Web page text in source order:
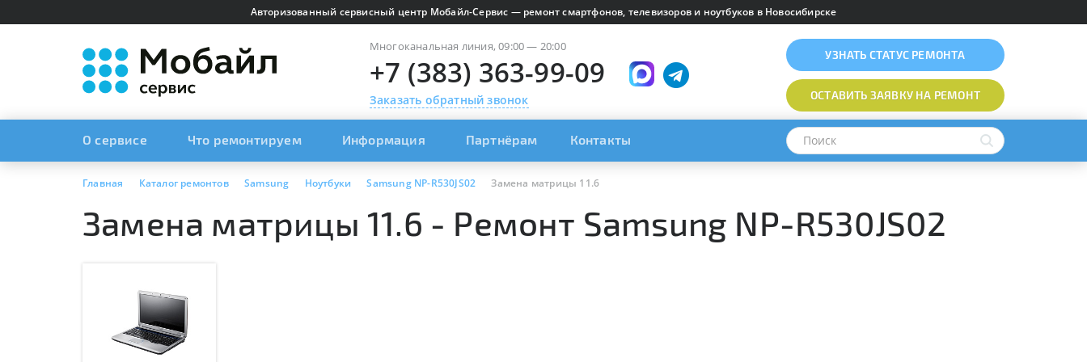
Авторизованный сервисный центр Мобайл-Сервис — ремонт смартфонов, телевизоров и ноутбуков в Новосибирске
Многоканальная линия, 09:00 — 20:00
+7 (383) 363-99-09
Заказать обратный звонок
УЗНАТЬ СТАТУС РЕМОНТА
ОСТАВИТЬ ЗАЯВКУНА РЕМОНТ
О сервисе Что ремонтируем Информация Партнёрам Контакты
Главная Каталог ремонтов Samsung Ноутбуки Samsung NP-R530JS02 Замена матрицы 11.6
Замена матрицы 11.6 - Ремонт Samsung NP-R530JS02